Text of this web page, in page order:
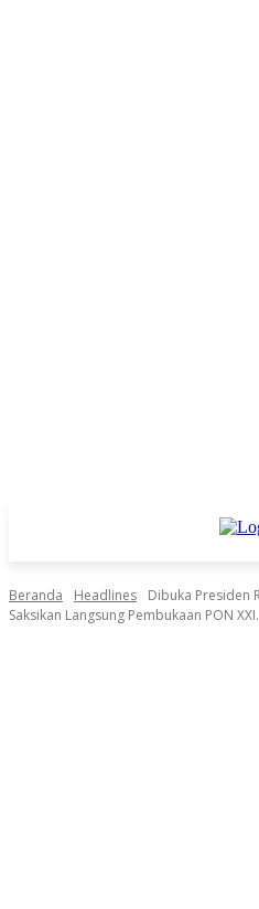
Beranda Headlines
Dibuka Presiden
Saksikan Langsung Pembukaan PON